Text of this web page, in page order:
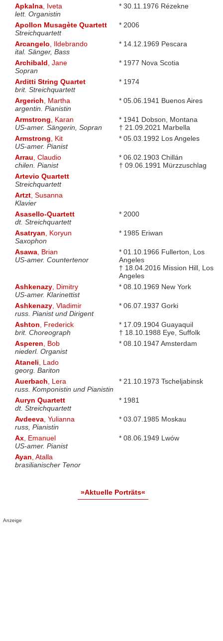
Apkalna, Iveta
lett. Organistin
* 30.11.1976 Rézekne
Apollon Musagète Quartett
Streichquartett
* 2006
Arcangelo, Ildebrando
ital. Sänger, Bass
* 14.12.1969 Pescara
Archibald, Jane
Sopran
* 1977 Nova Scotia
Arditti String Quartet
brit. Streichquartett
* 1974
Argerich, Martha
argentin. Pianistin
* 05.06.1941 Buenos Aires
Armstrong, Karan
US-amer. Sängerin, Sopran
* 1941 Dobson, Montana
† 21.09.2021 Marbella
Armstrong, Kit
US-amer. Pianist
* 05.03.1992 Los Angeles
Arrau, Claudio
chilen. Pianist
* 06.02.1903 Chillán
† 09.06.1991 Mürzzuschlag
Artevio Quartett
Streichquartett
Artzt, Susanna
Klavier
Asasello-Quartett
dt. Streichquartett
* 2000
Asatryan, Koryun
Saxophon
* 1985 Eriwan
Asawa, Brian
US-amer. Countertenor
* 01.10.1966 Fullerton, Los
Angeles
† 18.04.2016 Mission Hill, Los
Angeles
Ashkenazy, Dimitry
US-amer. Klarinettist
* 08.10.1969 New York
Ashkenazy, Vladimir
russ. Pianist und Dirigent
* 06.07.1937 Gorki
Ashton, Frederick
brit. Choreograph
* 17.09.1904 Guayaquil
† 18.10.1988 Eye, Suffolk
Asperen, Bob
niederl. Organist
* 08.10.1947 Amsterdam
Ataneli, Lado
georg. Bariton
Auerbach, Lera
russ. Komponistin und Pianistin
* 21.10.1973 Tscheljabinsk
Auryn Quartett
dt. Streichquartett
* 1981
Avdeeva, Yulianna
russ, Pianistin
* 03.07.1985 Moskau
Ax, Emanuel
US-amer. Pianist
* 08.06.1949 Lwów
Ayan, Atalla
brasilianischer Tenor
»Aktuelle Porträts«
Anzeige